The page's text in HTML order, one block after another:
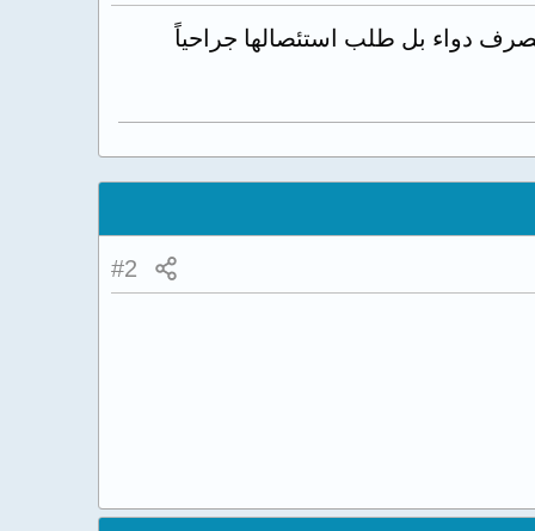
دواء بل طلب استئصالها جراحياً
#2